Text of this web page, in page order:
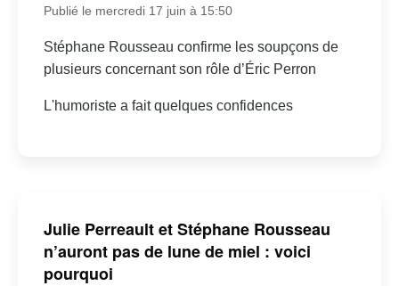
Publié le mercredi 17 juin à 15:50
Stéphane Rousseau confirme les soupçons de
plusieurs concernant son rôle d’Éric Perron
L'humoriste a fait quelques confidences
Julie Perreault et Stéphane Rousseau
n’auront pas de lune de miel : voici
pourquoi